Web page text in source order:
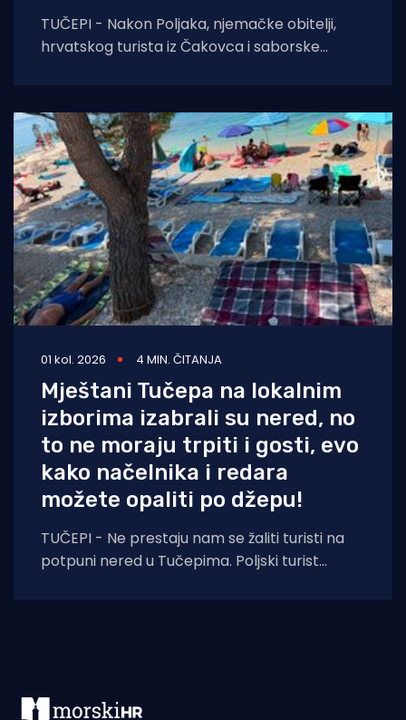
TUČEPI - Nakon Poljaka, njemačke obitelji,
hrvatskog turista iz Čakovca i saborske
01 kol. 2026 4 MIN. ČITANJA
Mještani Tučepa na lokalnim
izborima izabrali su nered, no
to ne moraju trpiti i gosti, evo
kako načelnika i redara
možete opaliti po džepu!
TUČEPI - Ne prestaju nam se žaliti turisti na
potpuni nered u Tučepima. Poljski turist